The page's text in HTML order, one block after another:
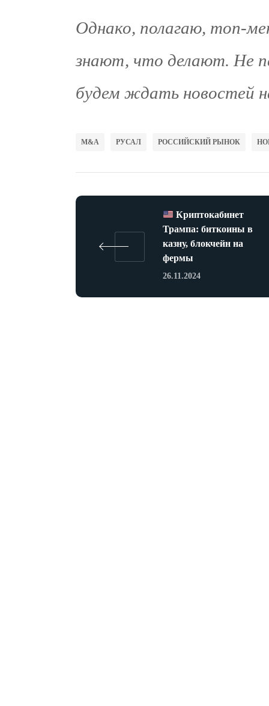
Однако, полагаю, топ-
знают, что делают. Не
будем ждать новостей
M&A РУСАЛ РОССИЙСКИЙ РЫНОК
Криптокабинет
Трампа: биткоины в
казну, блокчейн на
фермы
26.11.2024